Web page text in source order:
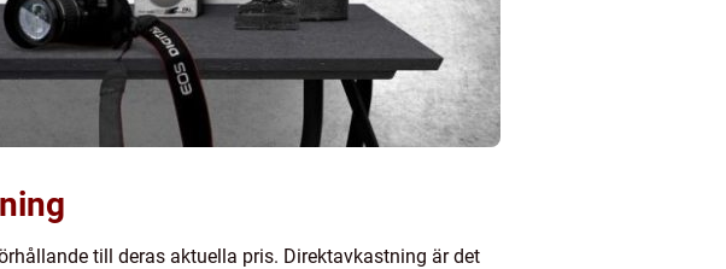
till deras aktuella pris. Direktavkastning är det